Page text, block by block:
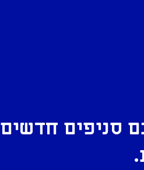
סניפים חדשים